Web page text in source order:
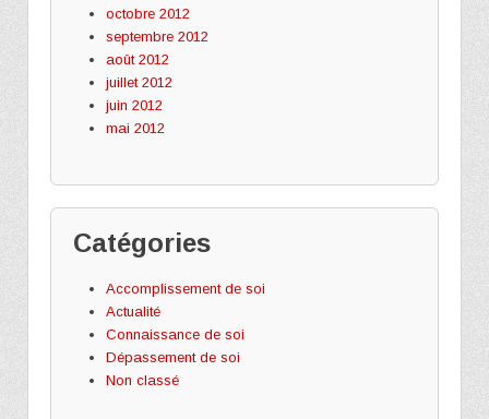
octobre 2012
septembre 2012
août 2012
juillet 2012
juin 2012
mai 2012
Catégories
Accomplissement de soi
Actualité
Connaissance de soi
Dépassement de soi
Non classé